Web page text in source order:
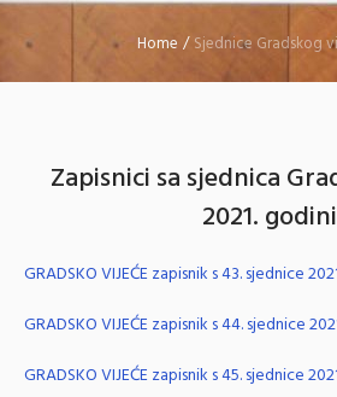
Home /Sjednice Gradskog
Zapisnici sa sjednica
2021. godini
GRADSKO VIJEĆE zapisnik s 43. sjednice
GRADSKO VIJEĆE zapisnik s 44. sjednice
GRADSKO VIJEĆE zapisnik s 45. sjednice